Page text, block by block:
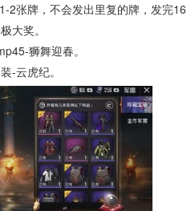
2张牌，不会发出里复的牌，发完16
大奖。
狮舞迎春。
-云虎纪。